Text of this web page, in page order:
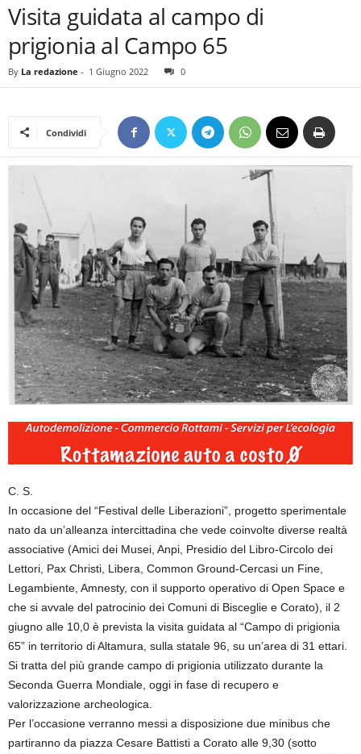
Visita guidata al campo di
prigionia al Campo 65
By La redazione - 1 Giugno 2022 0
Condividi
C. S.
In occasione del “Festival delle Liberazioni”, progetto sperimentale
nato da un’alleanza intercittadina che vede coinvolte diverse realtà
associative (Amici dei Musei, Anpi, Presidio del Libro-Circolo dei
Lettori, Pax Christi, Libera, Common Ground-Cercasi un Fine,
Legambiente, Amnesty, con il supporto operativo di Open Space e
che si avvale del patrocinio dei Comuni di Bisceglie e Corato), il 2
giugno alle 10,0 è prevista la visita guidata al “Campo di prigionia
65” in territorio di Altamura, sulla statale 96, su un’area di 31 ettari.
Si tratta del più grande campo di prigionia utilizzato durante la
Seconda Guerra Mondiale, oggi in fase di recupero e
valorizzazione archeologica.
Per l’occasione verranno messi a disposizione due minibus che
partiranno da piazza Cesare Battisti a Corato alle 9,30 (sotto